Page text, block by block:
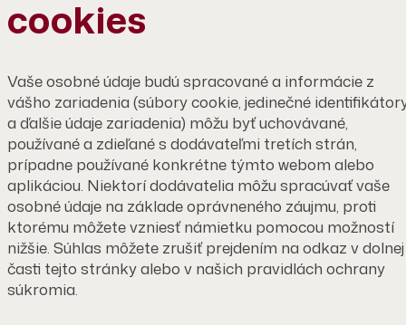
cookies
Vaše osobné údaje budú spracované a informácie z
vášho zariadenia (súbory cookie, jedinečné
a ďalšie údaje zariadenia) môžu byť uchovávané,
používané a zdieľané s dodávateľmi tretích strán,
prípadne používané konkrétne týmto webom alebo
aplikáciou. Niektorí dodávatelia môžu spracúvať vaše
osobné údaje na základe oprávneného záujmu, proti
ktorému môžete vzniesť námietku pomocou možností
nižšie. Súhlas môžete zrušiť prejdením na odkaz v dolnej
časti tejto stránky alebo v našich pravidlách ochrany
súkromia.